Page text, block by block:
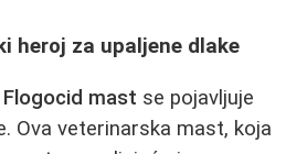
heroj za upaljene dlake
Flogocid mast se pojavljuje
Ova veterinarska mast, koja